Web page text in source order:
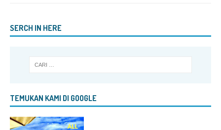
SERCH IN HERE
TEMUKAN KAMI DI GOOGLE